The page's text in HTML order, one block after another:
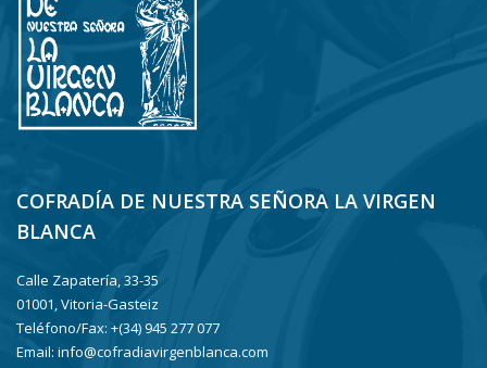
COFRADÍA DE NUESTRA SEÑORA LA VIRGEN
BLANCA
Calle Zapatería, 33-35
01001, Vitoria-Gasteiz
Teléfono/Fax: +(34) 945 277 077
Email: info@cofradiavirgenblanca.com